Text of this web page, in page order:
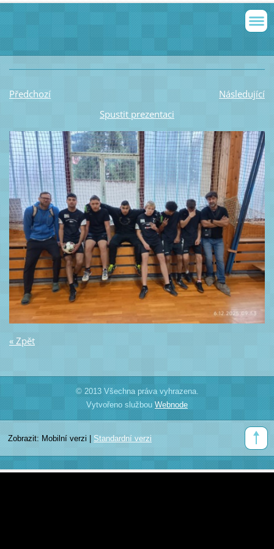
Předchozí
Následující
Spustit prezentaci
« Zpět
© 2013 Všechna práva vyhrazena.
Vytvořeno službou Webnode
Zobrazit: Mobilní verzi Standardní verzi